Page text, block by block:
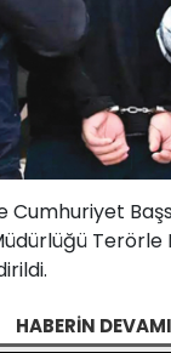
Terörle
HABERİN DEVAMI